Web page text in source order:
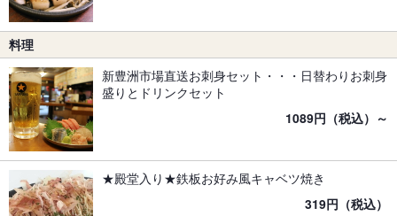
料理
新豊洲市場直送お刺身セット・・・日替わりお刺身
盛りとドリンクセット
1089円（税込）～
★殿堂入り★鉄板お好み風キャベツ焼き
319円（税込）